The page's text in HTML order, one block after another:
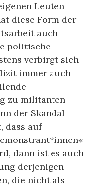
Leuten
diese Form der
auch
politische
verbirgt sich
immer auch
zu militanten
der Skandal
dass auf
dann ist es auch
derjenigen
die nicht als